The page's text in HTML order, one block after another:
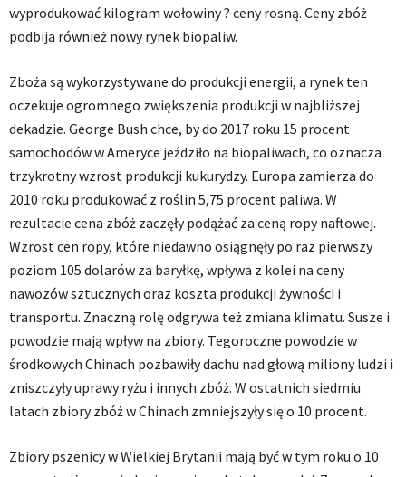
wyprodukować kilogram wołowiny ? ceny rosną. Ceny zbóż
podbija również nowy rynek biopaliw.
Zboża są wykorzystywane do produkcji energii, a rynek ten
oczekuje ogromnego zwiększenia produkcji w najbliższej
dekadzie. George Bush chce, by do 2017 roku 15 procent
samochodów w Ameryce jeździło na biopaliwach, co oznacza
trzykrotny wzrost produkcji kukurydzy. Europa zamierza do
2010 roku produkować z roślin 5,75 procent paliwa. W
rezultacie cena zbóż zaczęły podążać za ceną ropy naftowej.
Wzrost cen ropy, które niedawno osiągnęły po raz pierwszy
poziom 105 dolarów za baryłkę, wpływa z kolei na ceny
nawozów sztucznych oraz koszta produkcji żywności i
transportu. Znaczną rolę odgrywa też zmiana klimatu. Susze i
powodzie mają wpływ na zbiory. Tegoroczne powodzie w
środkowych Chinach pozbawiły dachu nad głową miliony ludzi i
zniszczyły uprawy ryżu i innych zbóż. W ostatnich siedmiu
latach zbiory zbóż w Chinach zmniejszyły się o 10 procent.
Zbiory pszenicy w Wielkiej Brytanii mają być w tym roku o 10